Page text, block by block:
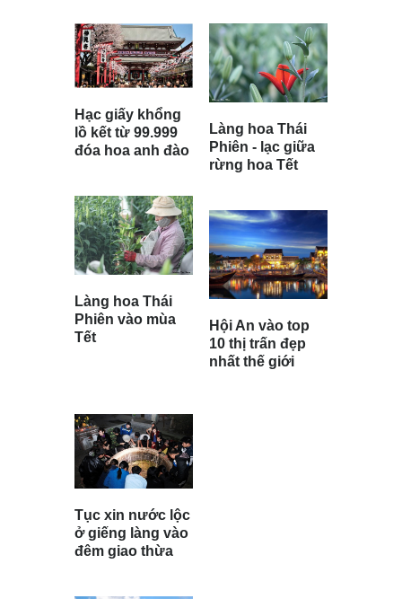
Hạc giấy khổng
lồ kết từ 99.999
đóa hoa anh đào
Làng hoa Thái
Phiên vào mùa
Tết
Làng hoa Thái
Phiên - lạc giữa
rừng hoa Tết
Hội An vào top
10 thị trấn đẹp
nhất thế giới
Tục xin nước lộc
ở giếng làng vào
đêm giao thừa